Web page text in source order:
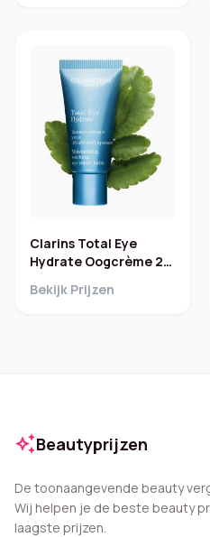
Clarins Total Eye
Hydrate Oogcrème 20
Bekijk Prijzen
auto_awesomeBeautyprijzen
De toonaangevende beauty
Wij helpen je de beste beauty
laagste prijzen.